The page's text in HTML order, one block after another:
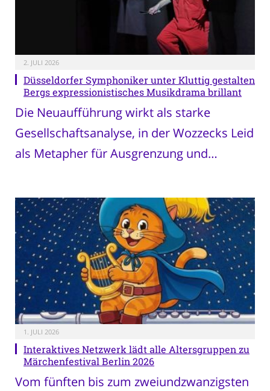
2. JULI 2026
Düsseldorfer Symphoniker unter Kluttig gestalten
Bergs expressionistisches Musikdrama brillant
Die Neuaufführung wirkt als starke
Gesellschaftsanalyse, in der Wozzecks Leid
als Metapher für Ausgrenzung und…
1. JULI 2026
Interaktives Netzwerk lädt alle Altersgruppen zu
Märchenfestival Berlin 2026
Vom fünften bis zum zweiundzwanzigsten